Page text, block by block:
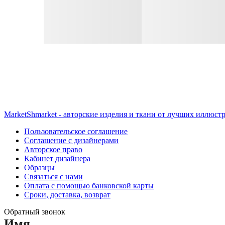
MarketShmarket - авторские изделия и ткани от лучших
Пользовательское соглашение
Соглашение с дизайнерами
Авторское право
Кабинет дизайнера
Образцы
Связаться с нами
Оплата с помощью банковской карты
Сроки, доставка, возврат
Обратный звонок